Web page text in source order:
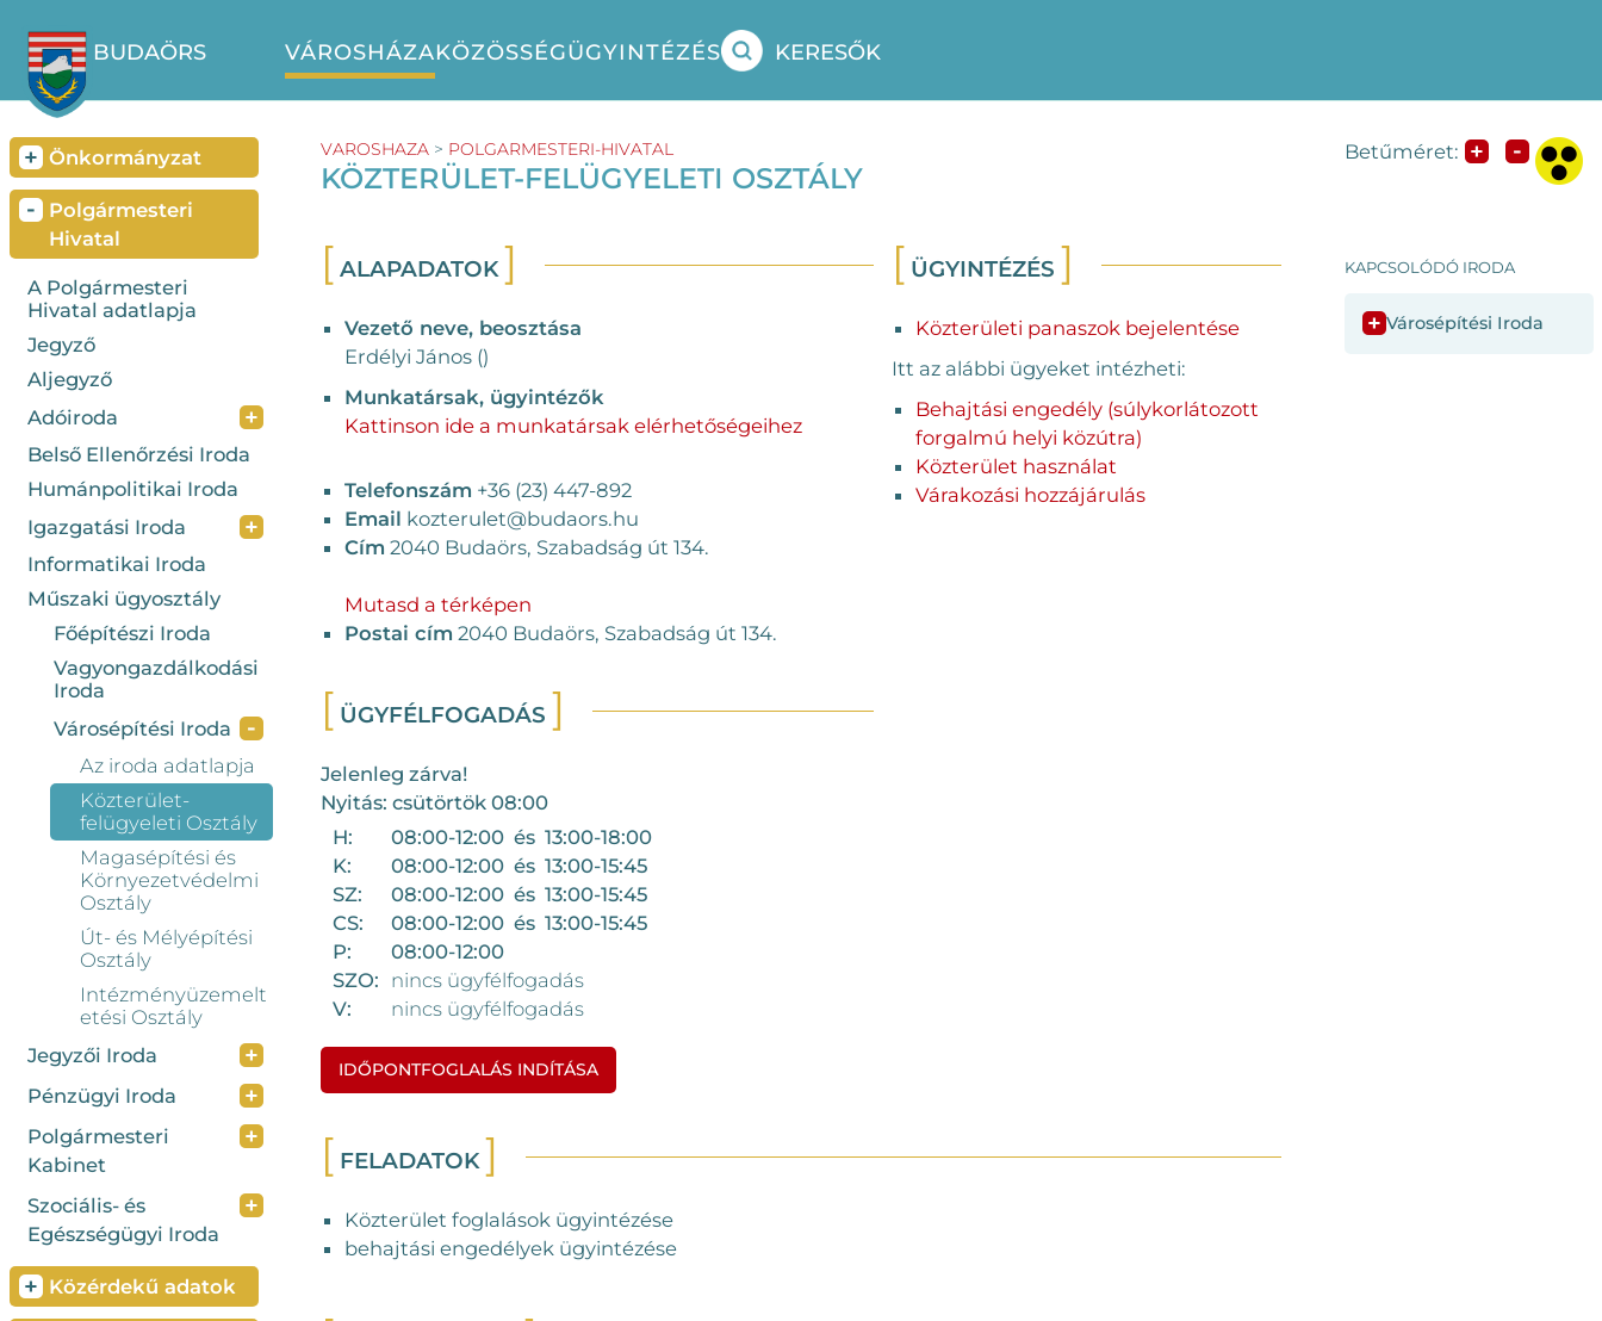
BUDAÖRS VÁROSHÁZAKÖZÖSSÉGÜGYINTÉZÉS KERESŐK
+ Önkormányzat
-
Polgármesteri
Hivatal
A Polgármesteri
Hivatal adatlapja
Jegyző
Aljegyző
Adóiroda
+
Belső Ellenőrzési Iroda
Humánpolitikai Iroda
Igazgatási Iroda
+
Informatikai Iroda
Műszaki ügyosztály
Főépítészi Iroda
Vagyongazdálkodási
Iroda
Városépítési Iroda
-
Az iroda adatlapja
Közterület-
felügyeleti Osztály
Magasépítési és
Környezetvédelmi
Osztály
Út- és Mélyépítési
Osztály
Intézményüzemelt
etési Osztály
Jegyzői Iroda
+
Pénzügyi Iroda +
Polgármesteri
Kabinet
+
Szociális- és
Egészségügyi Iroda
+
+ Közérdekű adatok
VAROSHAZA > POLGARMESTERI-HIVATAL
KÖZTERÜLET-FELÜGYELETI OSZTÁLY
ALAPADATOK
Vezető neve, beosztása
Erdélyi János ()
Munkatársak, ügyintézők
Kattinson ide a munkatársak elérhetőségeihez
Telefonszám +36 (23) 447-892
Email kozterulet@budaors.hu
Cím 2040 Budaörs, Szabadság út 134.
Mutasd a térképen
Postai cím 2040 Budaörs, Szabadság út 134.
ÜGYFÉLFOGADÁS
Jelenleg zárva!
Nyitás: csütörtök 08:00
H:
08:00-12:00 és 13:00-18:00
K:
08:00-12:00 és 13:00-15:45
SZ:
08:00-12:00 és 13:00-15:45
CS:
08:00-12:00 és 13:00-15:45
P:
08:00-12:00
SZO: nincs ügyfélfogadás
V:
nincs ügyfélfogadás
IDŐPONTFOGLALÁS INDÍTÁSA
ÜGYINTÉZÉS
Közterületi panaszok bejelentése
Itt az alábbi ügyeket intézheti:
Behajtási engedély (súlykorlátozott
forgalmú helyi közútra)
Közterület használat
Várakozási hozzájárulás
FELADATOK
Közterület foglalások ügyintézése
behajtási engedélyek ügyintézése
Betűméret: + -
KAPCSOLÓDÓ IRODA
+ Városépítési Iroda